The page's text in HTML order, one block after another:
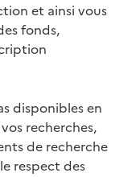
et ainsi vous
fonds,
disponibles en
recherches,
de recherche
respect des